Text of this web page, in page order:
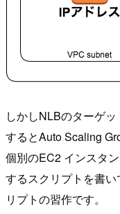
しかしNLBのターゲ
するとAuto Scaling
個別のEC2 インスタ
するスクリプトを書
リプトの習作です。